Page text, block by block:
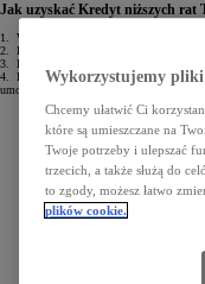
Jak uzyskać Kredyt niższych rat
1.
Wypełniasz wniosek kredytowy w 15
2.
Przedstawiasz dokument tożsamości
3.
Po 1 godzinie odbierasz decyzję
4.
Podpisujesz
umowę.
Wykorzystujemy pliki
Chcemy ułatwić Ci
które są umieszczane na
Twoje potrzeby i ulepszać
trzecich, a także służą do
to zgody, możesz łatwo
plików cookie.